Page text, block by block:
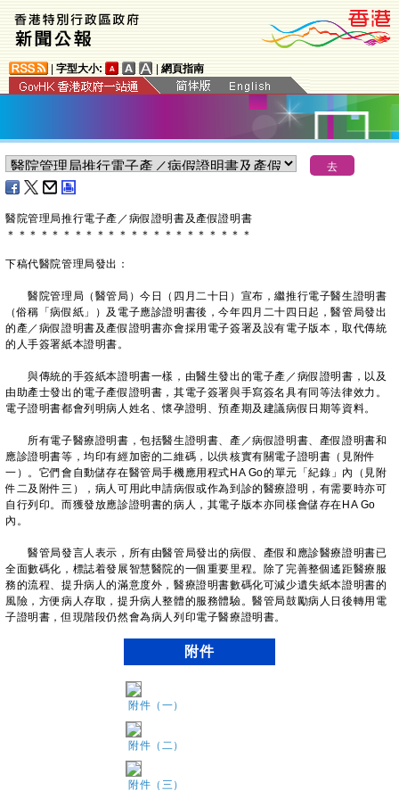
字型大小: 網頁指南
​醫院管理局推行電子產／病假證明書及產假證明書
＊ ＊ ＊ ＊ ＊ ＊ ＊ ＊ ＊ ＊ ＊ ＊ ＊ ＊ ＊ ＊ ＊ ＊ ＊ ＊ ＊ ＊
下稿代​醫院管理局發出：
醫院管理局（醫管局）今日（四月二十日）宣布，繼推行電子醫生證明書
（俗稱「病假紙」）及電子應診證明書後，今年四月二十四日起，醫管局發出
的產／病假證明書及產假證明書亦會採用電子簽署及設有電子版本，取代傳統
的人手簽署紙本證明書。
與傳統的手簽紙本證明書一樣，由醫生發出的電子產／病假證明書，以及
由助產士發出的電子產假證明書，其電子簽署與手寫簽名具有同等法律效力。
電子證明書都會列明病人姓名、懷孕證明、預產期及建議病假日期等資料。
所有電子醫療證明書，包括醫生證明書、產／病假證明書、產假證明書和
應診證明書等，均印有經加密的二維碼，以供核實有關電子證明書（見附件
一）。它們會自動儲存在醫管局手機應用程式HA Go的單元「紀錄」內（見附
件二及附件三），病人可用此申請病假或作為到診的醫療證明，有需要時亦可
自行列印。而獲發放應診證明書的病人，其電子版本亦同樣會儲存在HA Go
內。
醫管局發言人表示，所有由醫管局發出的病假、產假和應診醫療證明書已
全面數碼化，標誌着發展智慧醫院的一個重要里程。除了完善整個遙距醫療服
務的流程、提升病人的滿意度外，醫療證明書數碼化可減少遺失紙本證明書的
風險，方便病人存取，提升病人整體的服務體驗。醫管局鼓勵病人日後轉用電
子證明書，但現階段仍然會為病人列印電子醫療證明書。
附件
附件（一）
附件（二）
附件（三）